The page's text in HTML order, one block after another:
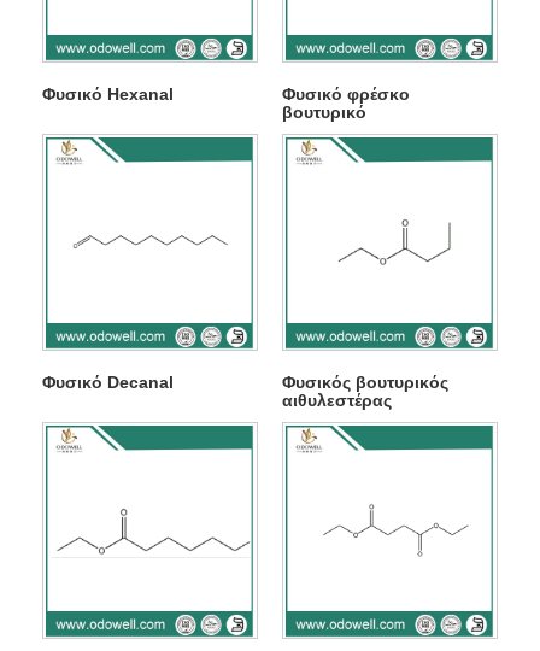
Φυσικό Hexanal
Φυσικό φρέσκο ​​
βουτυρικό
Φυσικό Decanal
Φυσικός βουτυρικός
αιθυλεστέρας